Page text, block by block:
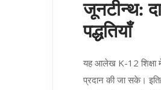
जूनटीन्थ:
पद्धतियाँ
यह आलेख K-12 शिक्षा
प्रदान की जा सके।